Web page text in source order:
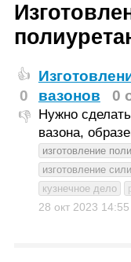
👍
0
👎
вазонов
0
Нужно
вазона,
изготовление
изготовление
кузнечное дело
28 окт 2023 14:55